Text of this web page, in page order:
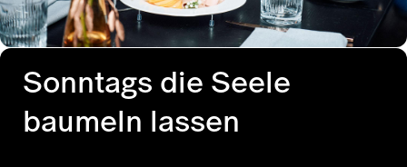
Sonntags die Seele
baumeln lassen